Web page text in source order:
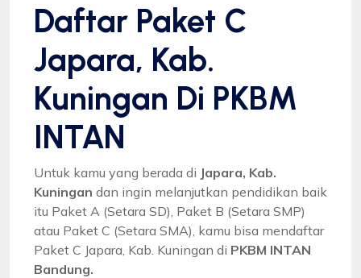
Daftar Paket C
Japara, Kab.
Kuningan Di PKBM
INTAN
Untuk kamu yang berada di Japara, Kab.
Kuningan dan ingin melanjutkan pendidikan baik
itu Paket A (Setara SD), Paket B (Setara SMP)
atau Paket C (Setara SMA), kamu bisa mendaftar
Paket C Japara, Kab. Kuningan di PKBM INTAN
Bandung.